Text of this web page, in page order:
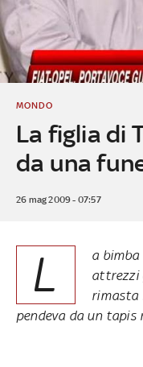
La figlia di
da una
MONDO
26 mag 2009 - 07:57
L
a
attrezzi
rimasta
pendeva da un tapis